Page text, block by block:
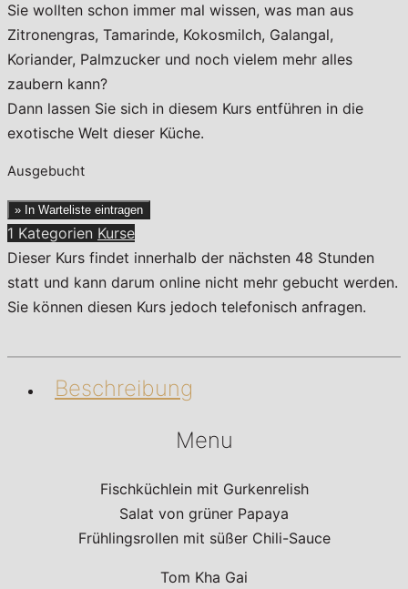
Sie wollten schon immer mal wissen, was man aus
Zitronengras, Tamarinde, Kokosmilch, Galangal,
Koriander, Palmzucker und noch vielem mehr alles
zaubern kann?
Dann lassen Sie sich in diesem Kurs entführen in die
exotische Welt dieser Küche.
Ausgebucht
» In Warteliste eintragen
1 Kategorien Kurse
Dieser Kurs findet innerhalb der nächsten 48 Stunden
statt und kann darum online nicht mehr gebucht werden.
Sie können diesen Kurs jedoch telefonisch anfragen.
Beschreibung
Menu
Fischküchlein mit Gurkenrelish
Salat von grüner Papaya
Frühlingsrollen mit süßer Chili-Sauce
Tom Kha Gai